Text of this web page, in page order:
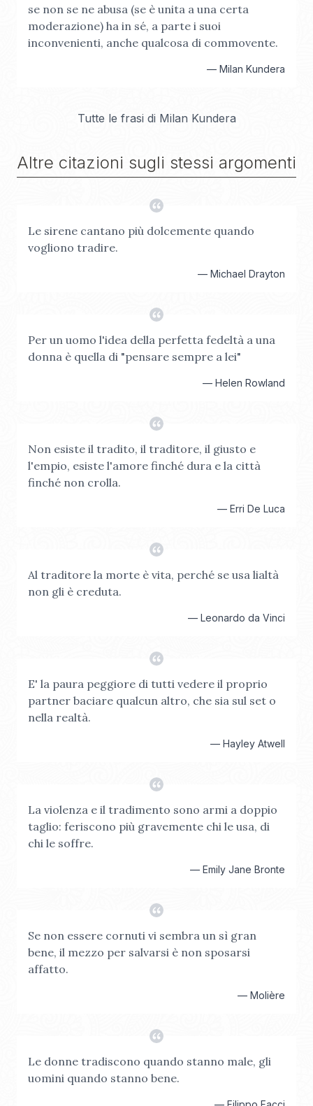
se non se ne abusa (se è unita a una certa
moderazione) ha in sé, a parte i suoi
inconvenienti, anche qualcosa di commovente.
— Milan Kundera
Tutte le frasi di Milan Kundera
Altre citazioni sugli stessi argomenti
Le sirene cantano più dolcemente quando
vogliono tradire.
— Michael Drayton
Per un uomo l'idea della perfetta fedeltà a una
donna è quella di "pensare sempre a lei"
— Helen Rowland
Non esiste il tradito, il traditore, il giusto e
l'empio, esiste l'amore finché dura e la città
finché non crolla.
— Erri De Luca
Al traditore la morte è vita, perché se usa lialtà
non gli è creduta.
— Leonardo da Vinci
E' la paura peggiore di tutti vedere il proprio
partner baciare qualcun altro, che sia sul set o
nella realtà.
— Hayley Atwell
La violenza e il tradimento sono armi a doppio
taglio: feriscono più gravemente chi le usa, di
chi le soffre.
— Emily Jane Bronte
Se non essere cornuti vi sembra un sì gran
bene, il mezzo per salvarsi è non sposarsi
affatto.
— Molière
Le donne tradiscono quando stanno male, gli
uomini quando stanno bene.